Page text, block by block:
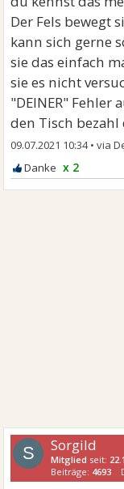
Der Fels bewegt
kann sich gerne
sie das einfach
sie es nicht
"DEINER" Fehler
den Tisch
09.07.2021 10:34•
x 2
S Sorgild
Mitglied seit:
Beiträge: 4693